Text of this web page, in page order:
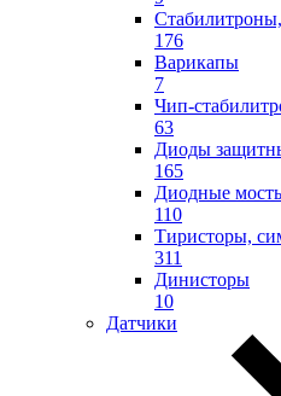
176
Варикапы
7
Чип-
63
Диоды
165
Диодные
110
Тиристоры,
311
Динисторы
10
Датчики